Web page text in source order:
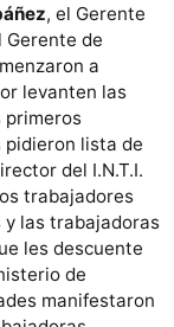
, el Gerente
Gerente de
a
levanten las
primeros
pidieron lista de
del I.N.T.I.
trabajadores
y las trabajadoras
les descuente
de
manifestaron